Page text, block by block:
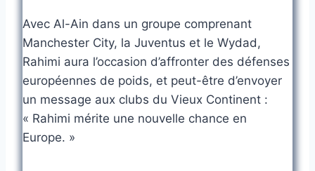
Avec Al-Ain dans un groupe comprenant
Manchester City, la Juventus et le Wydad,
Rahimi aura l’occasion d’affronter des défenses
européennes de poids, et peut-être d’envoyer
un message aux clubs du Vieux Continent :
« Rahimi mérite une nouvelle chance en
Europe. »